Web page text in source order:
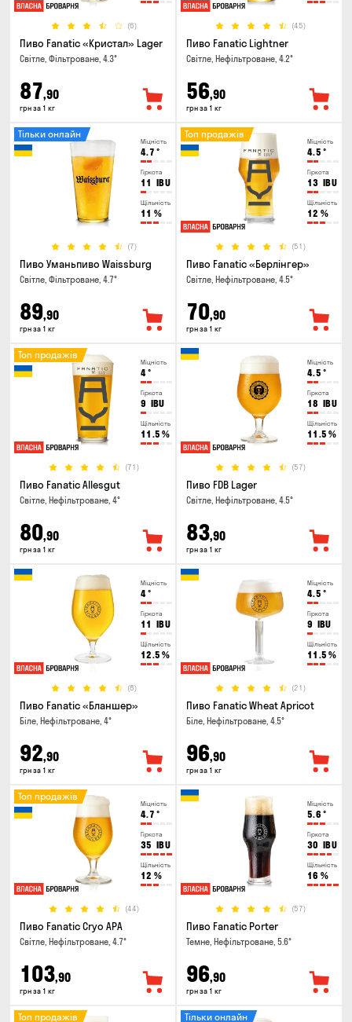
(6)
Пиво Fanatic «Кристал» Lager
Світле, Фільтроване, 4.3°
87,90
грн за 1 кг
(45)
Пиво Fanatic Lightner
Світле, Нефільтроване, 4.2°
56,90
грн за 1 кг
Міцність
4.7 °
Гіркота
11 IBU
Щільність
11 %
(7)
Тільки онлайн
Пиво Уманьпиво Waissburg
Світле, Фільтроване, 4.7°
89,90
грн за 1 кг
Міцність
4.5 °
Гіркота
13 IBU
Щільність
12 %
(51)
Топ продажів
Пиво Fanatic «Берлінгер»
Світле, Нефільтроване, 4.5°
70,90
грн за 1 кг
Міцність
4°
Гіркота
9 IBU
Щільність
11.5 %
(71)
Топ продажів
Пиво Fanatic Allesgut
Світле, Нефільтроване, 4°
80,90
грн за 1 кг
Міцність
4.5 °
Гіркота
18 IBU
Щільність
11.5 %
(57)
Пиво FDB Lager
Світле, Нефільтроване, 4.5°
83,90
грн за 1 кг
Міцність
4°
Гіркота
11 IBU
Щільність
12.5 %
(8)
Пиво Fanatic «Бланшер»
Біле, Нефільтроване, 4°
92,90
грн за 1 кг
Міцність
4.5 °
Гіркота
9 IBU
Щільність
11.5 %
(21)
Пиво Fanatic Wheat Apricot
Біле, Нефільтроване, 4.5°
96,90
грн за 1 кг
Міцність
4.7 °
Гіркота
35 IBU
Щільність
12 %
(44)
Топ продажів
Пиво Fanatic Cryo APA
Світле, Нефільтроване, 4.7°
103,90
грн за 1 кг
Міцність
5.6 °
Гіркота
30 IBU
Щільність
16 %
(57)
Пиво Fanatic Porter
Темне, Нефільтроване, 5.6°
96,90
грн за 1 кг
Топ продажів Тільки онлайн